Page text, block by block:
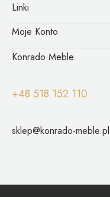
Linki
Moje Konto
Konrado Meble
+48 518 152 110
sklep@konrado-meble.pl